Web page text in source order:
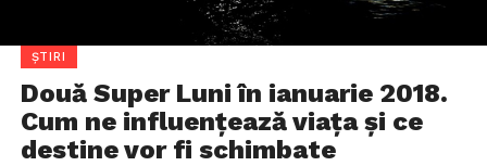
ȘTIRI
Două Super Luni în ianuarie 2018.
Cum ne influenţează viaţa şi ce
destine vor fi schimbate